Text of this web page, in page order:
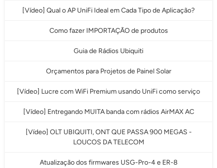
[Vídeo] Qual o AP UniFi Ideal em Cada Tipo de Aplicação?
Como fazer IMPORTAÇÃO de produtos
Guia de Rádios Ubiquiti
Orçamentos para Projetos de Painel Solar
[Vídeo] Lucre com WiFi Premium usando UniFi como serviço
[Vídeo] Entregando MUITA banda com rádios AirMAX AC
[Vídeo] OLT UBIQUITI, ONT QUE PASSA 900 MEGAS -
LOUCOS DA TELECOM
Atualização dos firmwares USG-Pro-4 e ER-8